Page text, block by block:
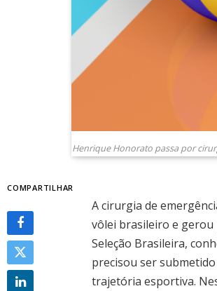
Henrique Honorato passa por
COMPARTILHAR
A cirurgia de
vôlei brasileiro e gerou
Seleção Brasileira,
precisou ser
trajetória esportiva.